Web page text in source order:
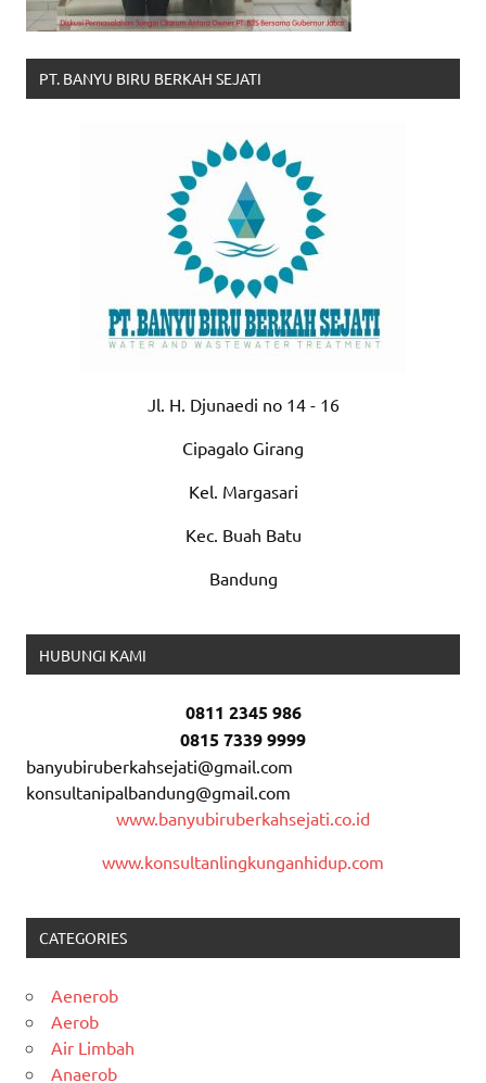
PT. BANYU BIRU BERKAH SEJATI
Jl. H. Djunaedi no 14 - 16
Cipagalo Girang
Kel. Margasari
Kec. Buah Batu
Bandung
HUBUNGI KAMI
0811 2345 986
0815 7339 9999
banyubiruberkahsejati@gmail.com
konsultanipalbandung@gmail.com
www.banyubiruberkahsejati.co.id
www.konsultanlingkunganhidup.com
CATEGORIES
Aenerob
Aerob
Air Limbah
Anaerob